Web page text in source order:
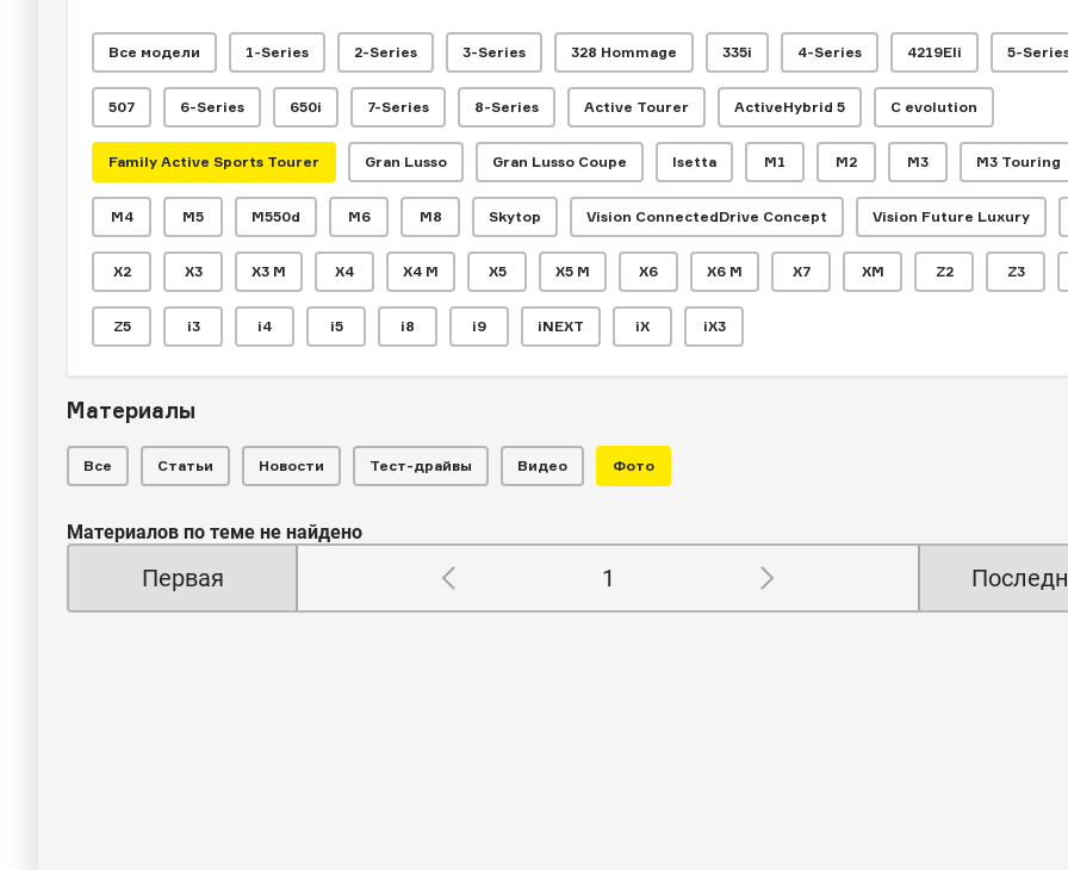
Все модели 1-Series 2-Series 3-Series 328 Hommage 335i 4-Series 4219Eli 5-
507 6-Series 650i 7-Series 8-Series Active Tourer ActiveHybrid 5 C evolution
Family Active Sports Tourer Gran Lusso Gran Lusso Coupe Isetta M1 M2 M3 M3 Touring
M4 M5 M550d M6 M8 Skytop Vision ConnectedDrive Concept Vision Future Luxury
X2 X3 X3 M X4 X4 M X5 X5 M X6 X6 M X7 XM Z2 Z3
Z5 i3 i4 i5 i8 i9 iNEXT iX iX3
Материалы
Все Статьи Новости Тест-драйвы Видео Фото
Материалов по теме не найдено
Первая 1